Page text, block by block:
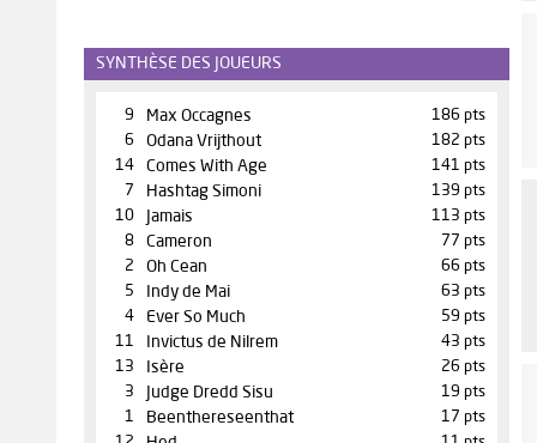
SYNTHÈSE DES JOUEURS
9 Max Occagnes
186 pts
6
Odana Vrijthout
182 pts
14
Comes With Age
141 pts
7
Hashtag Simoni
139 pts
10
Jamais
113 pts
8
Cameron
77 pts
2
Oh Cean
66 pts
5
Indy de Mai
63 pts
4
Ever So Much
59 pts
11
Invictus de Nilrem
43 pts
13
Isère
26 pts
3
Judge Dredd Sisu
19 pts
1
Beenthereseenthat
17 pts